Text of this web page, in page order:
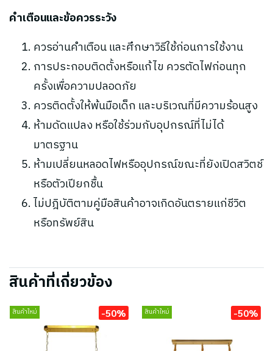
คำเตือนและข้อควรระวัง
ควรอ่านคำเตือน และศึกษาวิธีใช้ก่อนการใช้งาน
การประกอบติดตั้งหรือแก้ไข ควรตัดไฟก่อนทุก
ครั้งเพื่อความปลอดภัย
ควรติดตั้งให้พ้นมือเด็ก และบริเวณที่มีความร้อนสูง
ห้ามดัดแปลง หรือใช้ร่วมกับอุปกรณ์ที่ไม่ได้
มาตรฐาน
ห้ามเปลี่ยนหลอดไฟหรืออุปกรณ์ขณะที่ยังเปิดสวิตช์
หรือตัวเปียกชื้น
ไม่ปฎิบัติตามคู่มือสินค้าอาจเกิดอันตรายแก่ชีวิต
หรือทรัพย์สิน
สินค้าที่เกี่ยวข้อง
สินค้าใหม่ -50% สินค้าใหม่ -50%